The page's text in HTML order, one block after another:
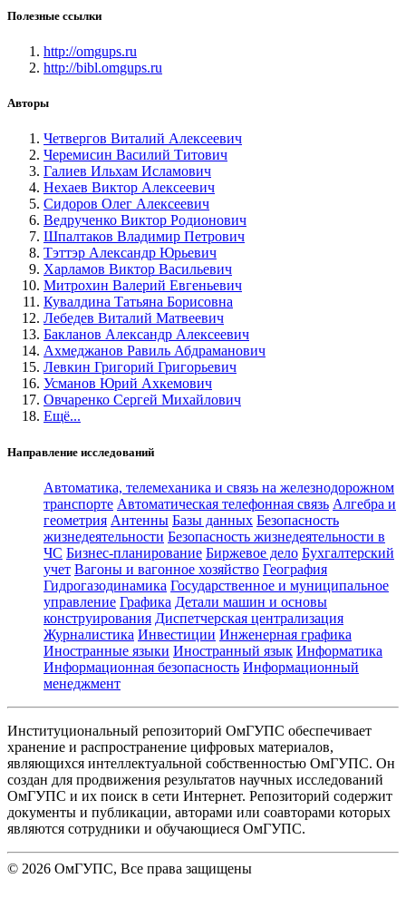
Полезные ссылки
http://omgups.ru
http://bibl.omgups.ru
Авторы
Четвергов Виталий Алексеевич
Черемисин Василий Титович
Галиев Ильхам Исламович
Нехаев Виктор Алексеевич
Сидоров Олег Алексеевич
Ведрученко Виктор Родионович
Шпалтаков Владимир Петрович
Тэттэр Александр Юрьевич
Харламов Виктор Васильевич
Митрохин Валерий Евгеньевич
Кувалдина Татьяна Борисовна
Лебедев Виталий Матвеевич
Бакланов Александр Алексеевич
Ахмеджанов Равиль Абдраманович
Левкин Григорий Григорьевич
Усманов Юрий Ахкемович
Овчаренко Сергей Михайлович
Ещё...
Направление исследований
Автоматика, телемеханика и связь на железнодорожном
транспорте Автоматическая телефонная связь Алгебра и
геометрия Антенны Базы данных Безопасность
жизнедеятельности Безопасность жизнедеятельности в
ЧС Бизнес-планирование Биржевое дело Бухгалтерский
учет Вагоны и вагонное хозяйство География
Гидрогазодинамика Государственное и муниципальное
управление Графика Детали машин и основы
конструирования Диспетчерская централизация
Журналистика Инвестиции Инженерная графика
Иностранные языки Иностранный язык Информатика
Информационная безопасность Информационный
менеджмент
Институциональный репозиторий ОмГУПС обеспечивает
хранение и распространение цифровых материалов,
являющихся интеллектуальной собственностью ОмГУПС. Он
создан для продвижения результатов научных исследований
ОмГУПС и их поиск в сети Интернет. Репозиторий содержит
документы и публикации, авторами или соавторами которых
являются сотрудники и обучающиеся ОмГУПС.
© 2026 ОмГУПС, Все права защищены